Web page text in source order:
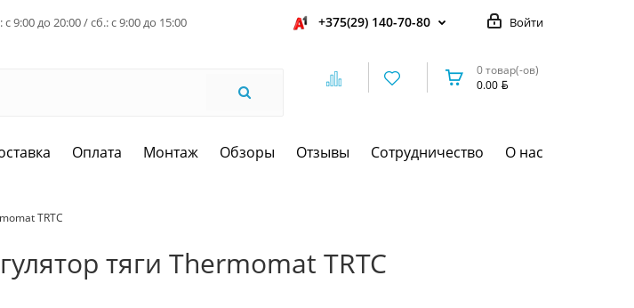
с 9:00 до 20:00 / сб.: с 9:00 до 15:00 Войти
+375(29) 140-70-80
0 товар(-ов)
0.00
Оплата Монтаж Обзоры Отзывы Сотрудничество О нас
TRTC
тяги Thermomat TRTC